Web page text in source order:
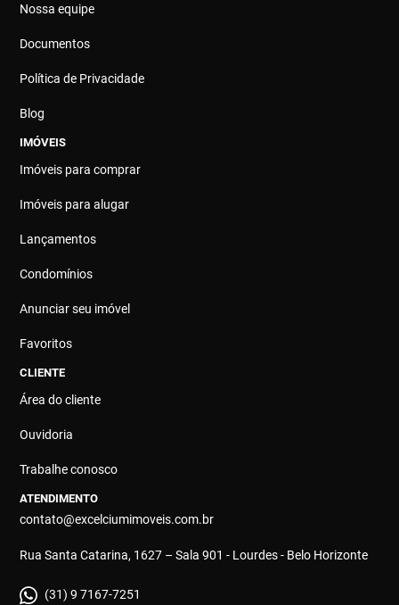
Nossa equipe
Documentos
Política de Privacidade
Blog
IMÓVEIS
Imóveis para comprar
Imóveis para alugar
Lançamentos
Condomínios
Anunciar seu imóvel
Favoritos
CLIENTE
Área do cliente
Ouvidoria
Trabalhe conosco
ATENDIMENTO
contato@excelciumimoveis.com.br
Rua Santa Catarina, 1627 – Sala 901 - Lourdes - Belo Horizonte
(31) 9 7167-7251